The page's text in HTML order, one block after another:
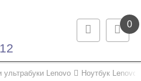
0
ультрабуки Lenovo Ноутбук Lenovo